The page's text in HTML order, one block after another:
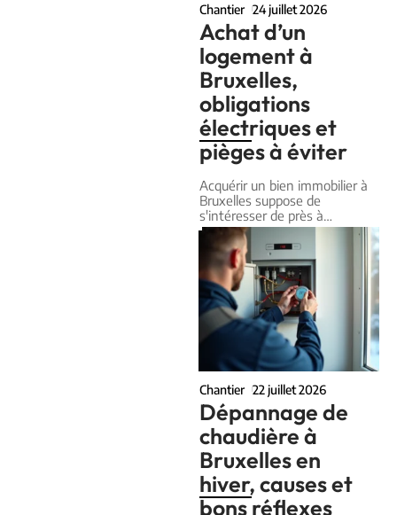
Chantier 24 juillet 2026
Achat d’un
logement à
Bruxelles,
obligations
électriques et
pièges à éviter
Acquérir un bien immobilier à
Bruxelles suppose de
s'intéresser de près à…
Chantier 22 juillet 2026
Dépannage de
chaudière à
Bruxelles en
hiver, causes et
bons réflexes